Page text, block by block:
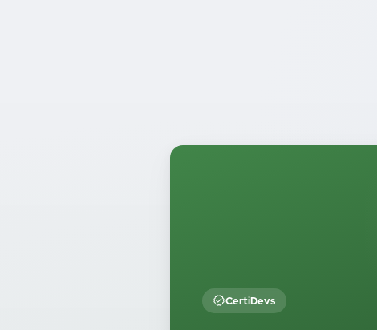
CertiDevs